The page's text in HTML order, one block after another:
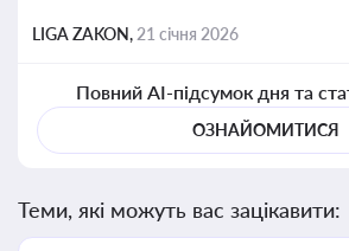
LIGA ZAKON, 21 січня 2026
Повний AI-підсумок дня та
ОЗНАЙОМИТИСЯ
Теми, які можуть вас зацікавити: